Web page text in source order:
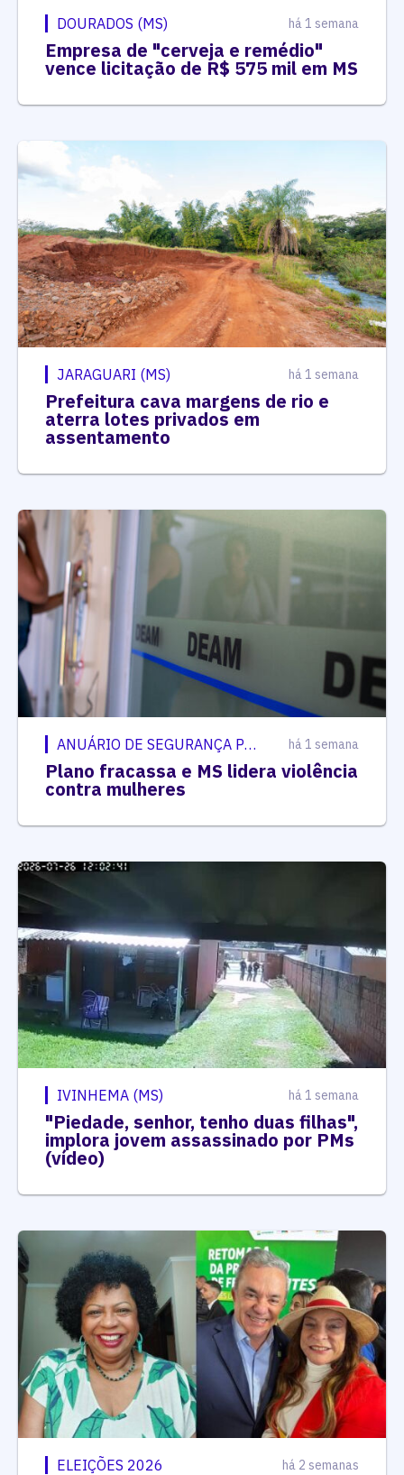
DOURADOS (MS) há 1 semana
Empresa de "cerveja e remédio"
vence licitação de R$ 575 mil em MS
JARAGUARI (MS) há 1 semana
Prefeitura cava margens de rio e
aterra lotes privados em
assentamento
ANUÁRIO DE SEGURANÇA PÚBLICA há 1 semana
Plano fracassa e MS lidera violência
contra mulheres
IVINHEMA (MS) há 1 semana
"Piedade, senhor, tenho duas filhas",
implora jovem assassinado por PMs
(vídeo)
ELEIÇÕES 2026 há 2 semanas